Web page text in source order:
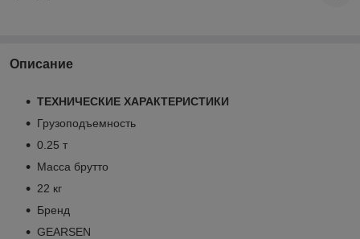
Описание
ТЕХНИЧЕСКИЕ ХАРАКТЕРИСТИКИ
Грузоподъемность
0.25 т
Масса брутто
22 кг
Бренд
GEARSEN